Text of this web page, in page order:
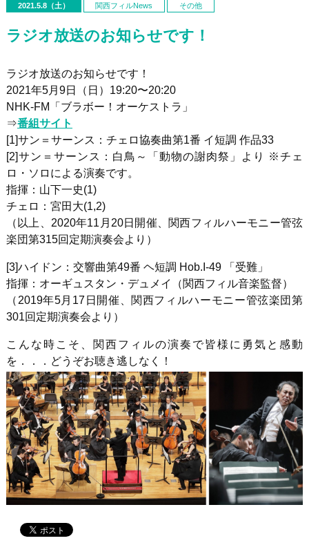
2021.5.8（土） 関西フィルNews その他
ラジオ放送のお知らせです！
ラジオ放送のお知らせです！
2021年5月9日（日）19:20〜20:20
NHK-FM「ブラボー！オーケストラ」
⇒番組サイト
[1]サン＝サーンス ：チェロ協奏曲第1番 イ短調 作品33
[2]サン＝サーンス ：白鳥～「動物の謝肉祭」より ※チェ
ロ・ソロによる演奏です。
指揮：山下一史(1)
チェロ：宮田大(1,2)
（以上、2020年11月20日開催、関西フィルハーモニー管弦
楽団第315回定期演奏会より）
[3]ハイドン：交響曲第49番 ヘ短調 Hob.I-49 「受難」
指揮：オーギュスタン・デュメイ（関西フィル音楽監督）
（2019年5月17日開催、関西フィルハーモニー管弦楽団第
301回定期演奏会より）
こんな時こそ、関西フィルの演奏で皆様に勇気と感動
を．．．どうぞお聴き逃しなく！